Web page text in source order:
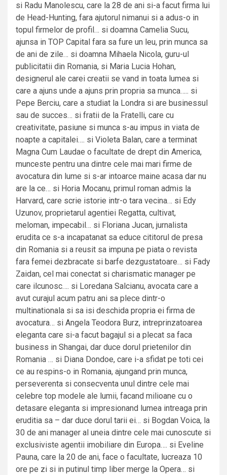
si Radu Manolescu, care la 28 de ani si-a facut firma lui
de Head-Hunting, fara ajutorul nimanui si a adus-o in
topul firmelor de profil… si doamna Camelia Sucu,
ajunsa in TOP Capital fara sa fure un leu, prin munca sa
de ani de zile… si doamna Mihaela Nicola, guru-ul
publicitatii din Romania, si Maria Lucia Hohan,
designerul ale carei creatii se vand in toata lumea si
care a ajuns unde a ajuns prin propria sa munca….. si
Pepe Berciu, care a studiat la Londra si are businessul
sau de succes… si fratii de la Fratelli, care cu
creativitate, pasiune si munca s-au impus in viata de
noapte a capitalei…. si Violeta Balan, care a terminat
Magna Cum Laudae o facultate de drept din America,
munceste pentru una dintre cele mai mari firme de
avocatura din lume si s-ar intoarce maine acasa dar nu
are la ce… si Horia Mocanu, primul roman admis la
Harvard, care scrie istorie intr-o tara vecina… si Edy
Uzunov, proprietarul agentiei Regatta, cultivat,
meloman, impecabil… si Floriana Jucan, jurnalista
erudita ce s-a incapatanat sa educe cititorul de presa
din Romania si a reusit sa impuna pe piata o revista
fara femei dezbracate si barfe dezgustatoare… si Fady
Zaidan, cel mai conectat si charismatic manager pe
care ilcunosc…. si Loredana Salcianu, avocata care a
avut curajul acum patru ani sa plece dintr-o
multinationala si sa isi deschida propria ei firma de
avocatura… si Angela Teodora Burz, intreprinzatoarea
eleganta care si-a facut bagajul si a plecat sa faca
business in Shangai, dar duce dorul prietenilor din
Romania … si Diana Dondoe, care i-a sfidat pe toti cei
ce au respins-o in Romania, ajungand prin munca,
perseverenta si consecventa unul dintre cele mai
celebre top modele ale lumii, facand milioane cu o
detasare eleganta si impresionand lumea intreaga prin
eruditia sa – dar duce dorul tarii ei… si Bogdan Voica, la
30 de ani manager al uneia dintre cele mai cunoscute si
exclusiviste agentii imobiliare din Europa…. si Eveline
Pauna, care la 20 de ani, face o facultate, lucreaza 10
ore pe zi si in putinul timp liber merge la Opera… si